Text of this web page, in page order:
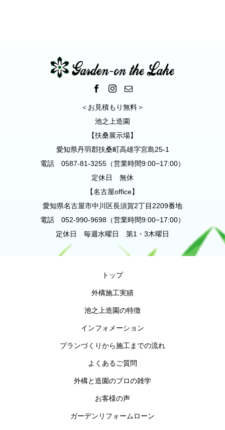
＜お見積もり無料＞
池之上造園
【扶桑展示場】
愛知県丹羽郡扶桑町高雄字宮島25-1
電話 0587-81-3255（営業時間9:00−17:00）
定休日 無休
【名古屋office】
愛知県名古屋市中川区長須賀2丁目2209番地
電話 052-990-9698（営業時間9:00−17:00）
定休日 毎週水曜日 第1・3木曜日
トップ
外構施工実績
池之上造園の特徴
インフォメーション
プランづくりから施工までの流れ
よくあるご質問
外構と造園のプロの雑学
お客様の声
ガーデンリフォームローン